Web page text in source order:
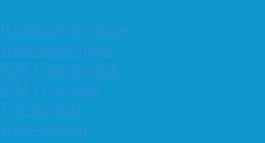
Klubbmesterskapet
Høstturneringen
KM i hurtigsjakk
KM i lynsjakk
Vår-konrad
Høst-konrad